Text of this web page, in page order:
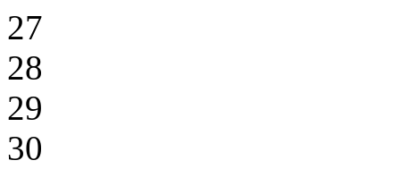
27
28
29
30